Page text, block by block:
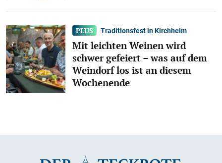
Traditionsfest in Kirchheim
Mit leichten Weinen wird
schwer gefeiert – was auf dem
Weindorf los ist an diesem
Wochenende